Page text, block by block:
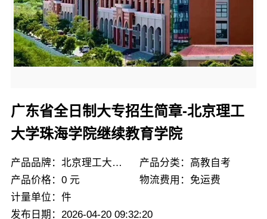
广东省全日制大专招生简章-北京理工
大学珠海学院继续教育学院
产品品牌：北京理工大学珠海学院继续教育学院
产品分类：高教自考
产品价格：0 元
物流费用：免运费
计量单位：件
发布日期：2026-04-20 09:32:20